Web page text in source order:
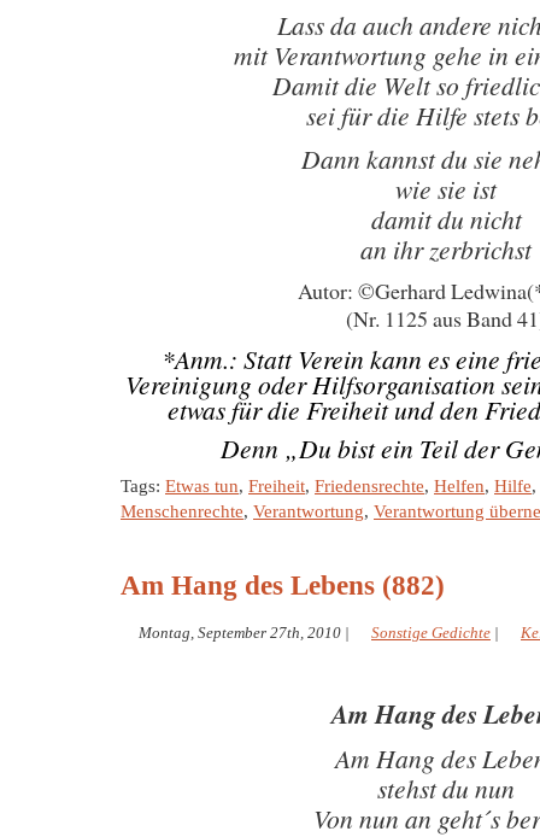
Lass da auch andere
mit Verantwortung gehe in
Damit die Welt so
sei für die Hilfe stets
Dann kannst du sie
wie sie ist
damit du nicht
an ihr zerbrichst
Autor: ©Gerhard
(Nr. 1125 aus Band
*Anm.: Statt Verein kann es eine
Vereinigung oder Hilfsorganisation
etwas für die Freiheit und den
Denn „Du bist ein Teil der
Tags: Etwas tun, Freiheit, Friedensrechte, Helfen, Hilfe,
Menschenrechte, Verantwortung, Verantwortung
Am Hang des Lebens (882)
Montag, September 27th, 2010 | Sonstige Gedichte |
Am Hang des
Am Hang des
stehst du nun
Von nun an geht´s